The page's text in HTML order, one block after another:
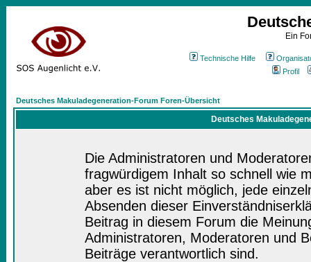
Ein
Technische Hilfe
Profil
Deutsches Makuladegeneration-Forum Foren-Übersicht
Deutsches
Die Administratoren und
fragwürdigem Inhalt so schnell wie
aber es ist nicht möglich, jede
Absenden dieser
Beitrag in diesem Forum die
Administratoren, Moderatoren und
Beiträge verantwortlich sind.